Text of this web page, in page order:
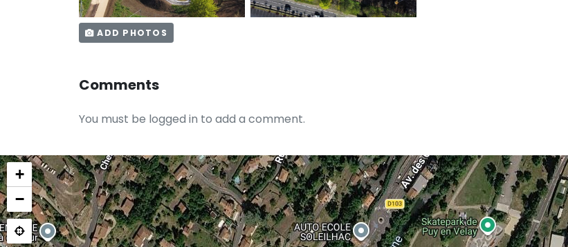
ADD PHOTOS
Comments
You must be logged in to add a comment.
+
−